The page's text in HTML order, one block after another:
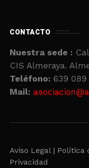
CONTACTO
Nuestra sede :
CIS Almeraya.
Teléfono: 639
Mail:
Aviso Legal | Política
Privacidad